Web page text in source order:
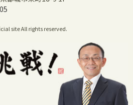
site All rights reserved.